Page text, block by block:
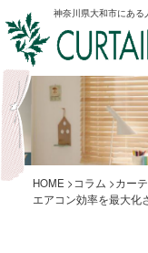
神奈川県大和市にあ
HOME コラム
カー
エアコン効率を最大化